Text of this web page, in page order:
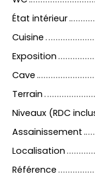
État intérieur
Cuisine
Exposition
Cave
Terrain
Niveaux (RDC
Assainissement
Localisation
Référence